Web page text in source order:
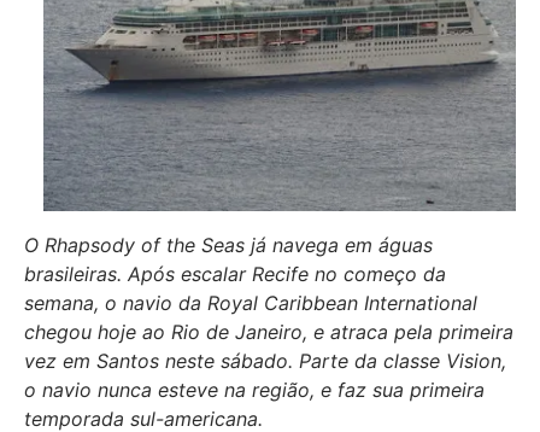
O Rhapsody of the Seas já navega em águas
brasileiras. Após escalar Recife no começo da
semana, o navio da Royal Caribbean International
chegou hoje ao Rio de Janeiro, e atraca pela primeira
vez em Santos neste sábado. Parte da classe Vision,
o navio nunca esteve na região, e faz sua primeira
temporada sul-americana.